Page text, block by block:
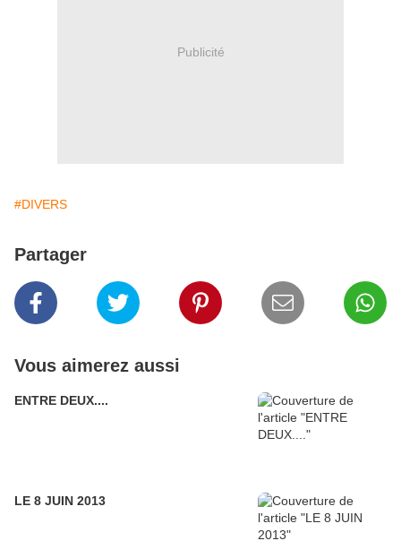
Publicité
#DIVERS
Partager
Vous aimerez aussi
ENTRE DEUX....
LE 8 JUIN 2013